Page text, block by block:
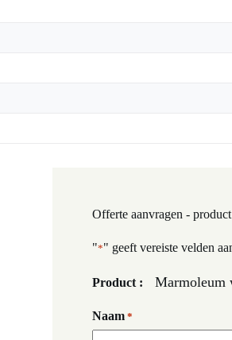
Offerte aanvragen - product
"*" geeft vereiste velden
Product : Marmoleum
Naam *